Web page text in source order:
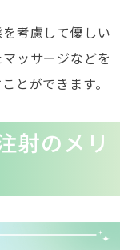
考慮して優しい
ッサージなどを
とができます。
射のメリ